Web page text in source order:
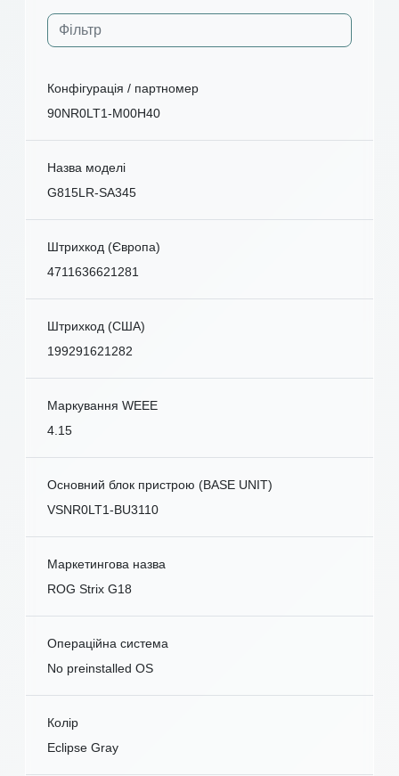
Конфігурація / партномер
90NR0LT1-M00H40
Назва моделі
G815LR-SA345
Штрихкод (Європа)
4711636621281
Штрихкод (США)
199291621282
Маркування WEEE
4.15
Основний блок пристрою (BASE UNIT)
VSNR0LT1-BU3110
Маркетингова назва
ROG Strix G18
Операційна система
No preinstalled OS
Колір
Eclipse Gray